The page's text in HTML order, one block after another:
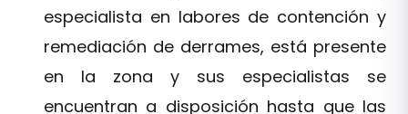
especialista en labores de contención y
remediación de derrames, está presente
en la zona y sus especialistas se
encuentran a disposición hasta que las